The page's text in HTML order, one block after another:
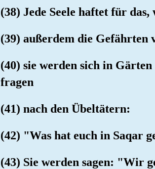
(38) Jede Seele haftet für
(39) außerdem die Gefährten
(40) sie werden sich in
fragen
(41) nach den Übeltätern:
(42) "Was hat euch in Saqar
(43) Sie werden sagen: "Wir